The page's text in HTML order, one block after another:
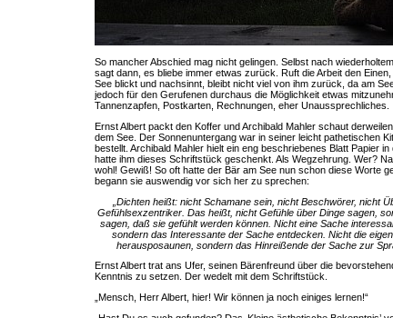
So mancher Abschied mag nicht gelingen. Selbst nach
sagt dann, es bliebe immer etwas zurück. Ruft die Arbeit den
See blickt und nachsinnt, bleibt nicht viel von ihm zurück, da am
jedoch für den Gerufenen durchaus die Möglichkeit etwas
Tannenzapfen, Postkarten, Rechnungen, eher Unaussprechliches.
Ernst Albert packt den Koffer und Archibald Mahler schaut
dem See. Der Sonnenuntergang war in seiner leicht pathetischen
bestellt. Archibald Mahler hielt ein eng beschriebenes Blatt Papier
hatte ihm dieses Schriftstück geschenkt. Als Wegzehrung. Wer?
wohl! Gewiß! So oft hatte der Bär am See nun schon diese Worte
begann sie auswendig vor sich her zu sprechen:
„Dichten heißt: nicht Schamane sein, nicht Beschwörer, nicht
Gefühlsexzentriker. Das heißt, nicht Gefühle über Dinge sagen,
sagen, daß sie gefühlt werden können. Nicht eine Sache
sondern das Interessante der Sache entdecken. Nicht die
herausposaunen, sondern das Hinreißende der Sache zur
Ernst Albert trat ans Ufer, seinen Bärenfreund über die
Kenntnis zu setzen. Der wedelt mit dem Schriftstück.
„Mensch, Herr Albert, hier! Wir können ja noch einiges lernen!“